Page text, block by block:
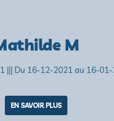
M
||| Du 16-12-2021 au 16-
EN SAVOIR PLUS